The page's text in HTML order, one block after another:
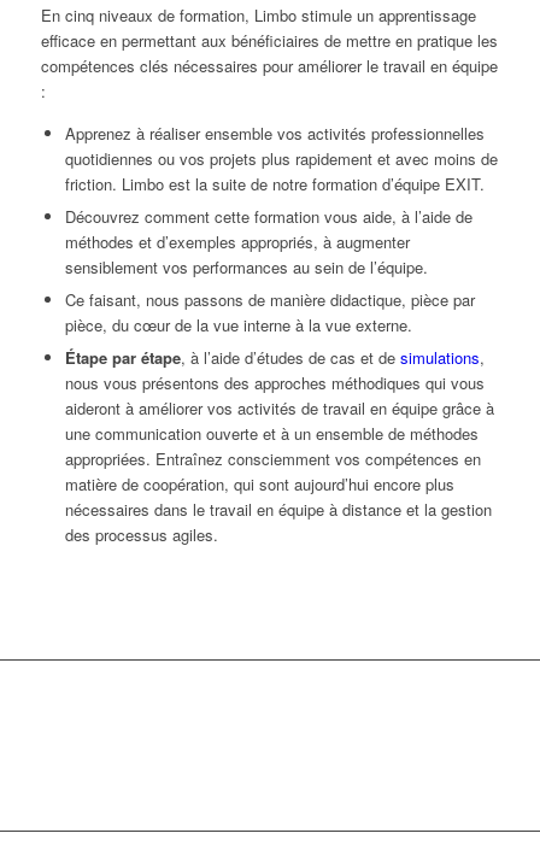
En cinq niveaux de formation, Limbo stimule un apprentissage
efficace en permettant aux bénéficiaires de mettre en pratique les
compétences clés nécessaires pour améliorer le travail en équipe
:
Apprenez à réaliser ensemble vos activités professionnelles
quotidiennes ou vos projets plus rapidement et avec moins de
friction. Limbo est la suite de notre formation d’équipe EXIT.
Découvrez comment cette formation vous aide, à l’aide de
méthodes et d’exemples appropriés, à augmenter
sensiblement vos performances au sein de l’équipe.
Ce faisant, nous passons de manière didactique, pièce par
pièce, du cœur de la vue interne à la vue externe.
Étape par étape, à l’aide d’études de cas et de simulations,
nous vous présentons des approches méthodiques qui vous
aideront à améliorer vos activités de travail en équipe grâce à
une communication ouverte et à un ensemble de méthodes
appropriées. Entraînez consciemment vos compétences en
matière de coopération, qui sont aujourd’hui encore plus
nécessaires dans le travail en équipe à distance et la gestion
des processus agiles.